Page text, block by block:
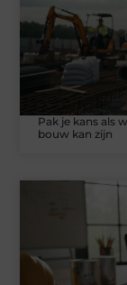
Pak je kans als
bouw kan zijn